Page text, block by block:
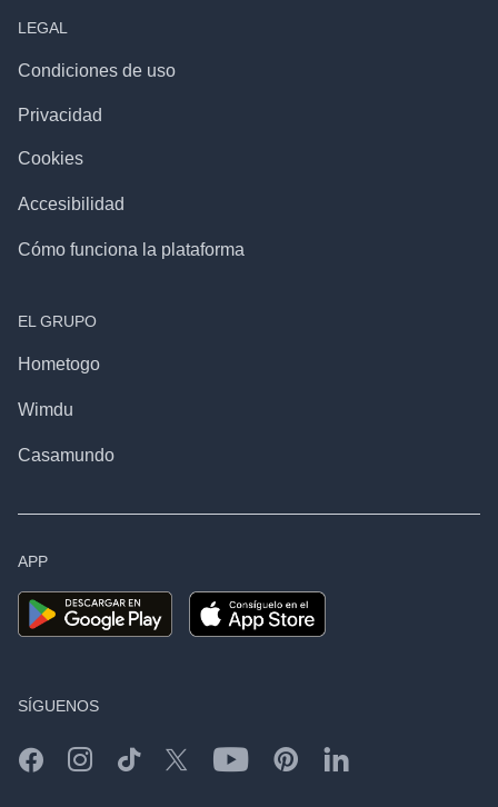
LEGAL
Condiciones de uso
Privacidad
Cookies
Accesibilidad
Cómo funciona la plataforma
EL GRUPO
Hometogo
Wimdu
Casamundo
APP
SÍGUENOS